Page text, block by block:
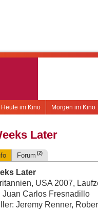
Morgen im Kino
Heute im Kino
Later
Forum (2)
Later
USA 2007,
Juan Carlos Fresnadillo
Jeremy Renner,